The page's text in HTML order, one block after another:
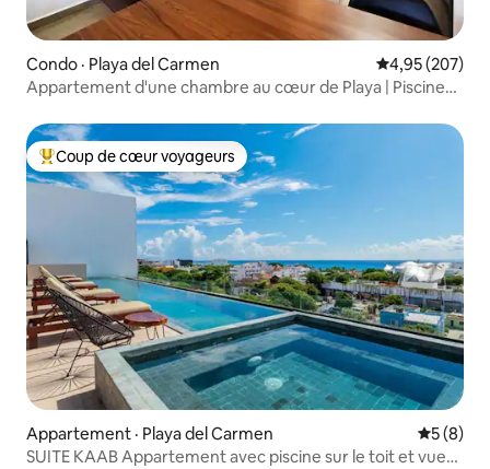
Condo · Playa del Carmen Note
4,95 (207)
Appartement d'une chambre au cœur de Playa | Piscine
Coup de cœur voyageurs parmi les plus aimés
Coup de cœur voyageurs
Appartement · Playa del Carmen Note
5 (8)
SUITE KAAB Appartement avec piscine sur le toit et vue